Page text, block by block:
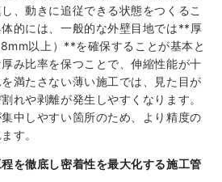
、動きに追従できる状態をつくるこ
的には、一般的な外壁目地では**厚
以上）**を確保することが基本と
み比率を保つことで、伸縮性能が十
満たさない薄い施工では、見た目が
れや剥離が発生しやすくなります。
中しやすい箇所のため、より精度の
す。
を徹底し密着性を最大化する施工管